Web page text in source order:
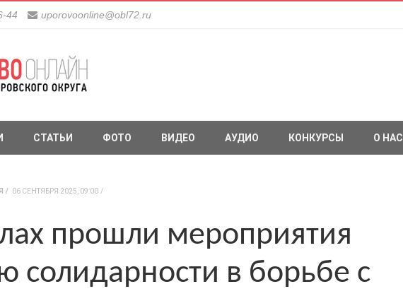
44 uporovoonline@obl72.ru
СТАТЬИ ФОТО ВИДЕО АУДИО КОНКУРСЫ О НАС
06 СЕНТЯБРЯ 2025, 09:00
прошли мероприятия
солидарности в борьбе с